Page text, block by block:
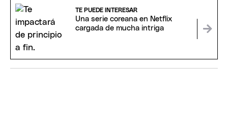
TE PUEDE INTERESAR
Una serie coreana en Netflix
cargada de mucha intriga